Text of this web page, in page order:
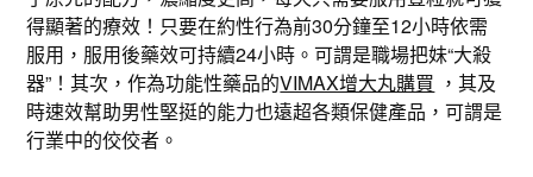
得顯著的療效！只要在約性行為前30分鐘至12小時依需
服用，服用後藥效可持續24小時。可謂是職場把妹“大殺
器”！其次，作為功能性藥品的VIMAX增大丸購買 ，其及
時速效幫助男性堅挺的能力也遠超各類保健產品，可謂是
行業中的佼佼者。